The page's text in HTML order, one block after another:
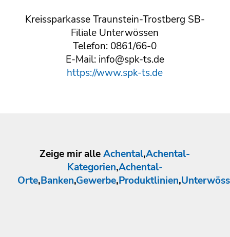
Kreissparkasse Traunstein-Trostberg SB-
Filiale Unterwössen
Telefon: 0861/66-0
E-Mail: info@spk-ts.de
https://www.spk-ts.de
Zeige mir alleAchental,Achental-
Kategorien,Achental-
Orte,Banken,Gewerbe,Produktlinien,